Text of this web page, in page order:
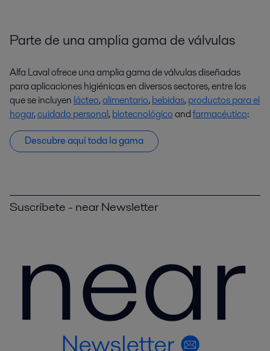
Parte de una amplia gama de válvulas
Alfa Laval ofrece una amplia gama de válvulas diseñadas
para aplicaciones higiénicas en diversos sectores, entre los
que se incluyen lácteo,alimentario,bebidas,productos para el
hogar,cuidado personal,biotecnológicoandfarmacéutico:
Descubre aquí toda la gama
Suscríbete - near Newsletter